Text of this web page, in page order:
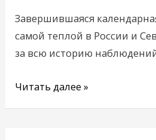
Завершившаяся
самой теплой в России и
за всю историю
Читать далее »